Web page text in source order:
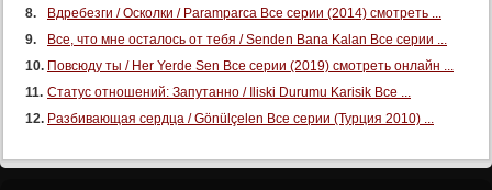
Вдребезги / Осколки / Paramparca Все серии (2014) смотреть ...
Все, что мне осталось от тебя / Senden Bana Kalan Все серии ...
Повсюду ты / Her Yerde Sen Все серии (2019) смотреть онлайн ...
Статус отношений: Запутанно / Iliski Durumu Karisik Все ...
Разбивающая сердца / Gönülçelen Все серии (Турция 2010) ...